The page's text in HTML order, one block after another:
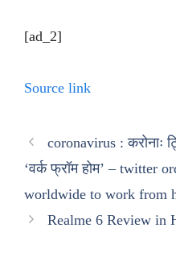
[ad_2]
Source link
coronavirus : करोनाः
‘वर्क फ्रॉम होम’ – twitter
worldwide to work from
Realme 6 Review in